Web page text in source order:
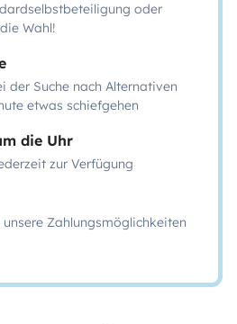
oder
Wahl!
der Suche nach Alternativen
etwas schiefgehen
die Uhr
zur Verfügung
Zahlungsmöglichkeiten